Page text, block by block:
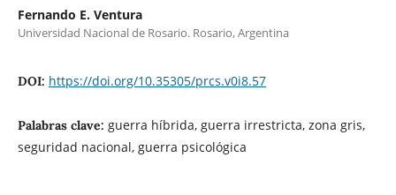
Fernando E. Ventura
Universidad Nacional de Rosario. Rosario, Argentina
DOI: https://doi.org/10.35305/prcs.v0i8.57
Palabras clave: guerra híbrida, guerra irrestricta, zona gris,
seguridad nacional, guerra psicológica